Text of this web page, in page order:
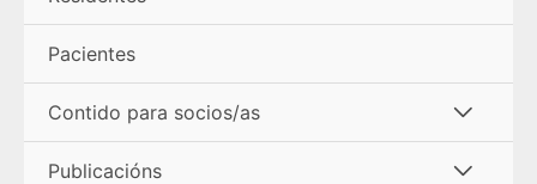
Pacientes
Contido para socios/as
menú
Publicacións